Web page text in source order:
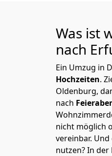
Was ist
nach
Ein Umzug in
Hochzeiten.
Oldenburg,
nach
nicht möglich
vereinbar. Und
nutzen? In